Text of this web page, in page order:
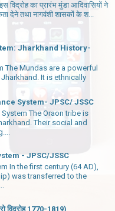
का प्रारंभ मुंडा आदिवासियों ने
देने तथा नागवंशी शासकों के श...
Jharkhand History-
The Mundas are a powerful
It is ethnically
System- JPSC/ JSSC
The Oraon tribe is
Their social and
- JPSC/JSSC
In the first century (64 AD),
was transferred to the
1770-1819)